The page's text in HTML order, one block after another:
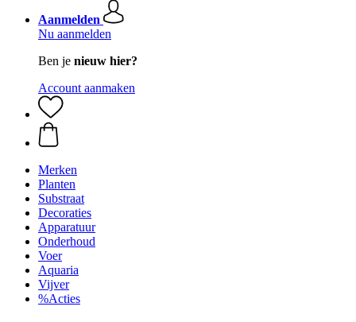
Aanmelden
Nu aanmelden
Ben je nieuw hier?
Account aanmaken
Merken
Planten
Substraat
Decoraties
Apparatuur
Onderhoud
Voer
Aquaria
Vijver
%Acties